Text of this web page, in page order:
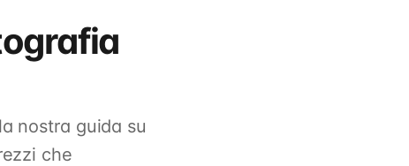
nostra guida su
che